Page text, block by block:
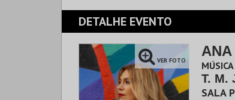
DETALHE EVENTO
VER FOTO
T. M.
SALA